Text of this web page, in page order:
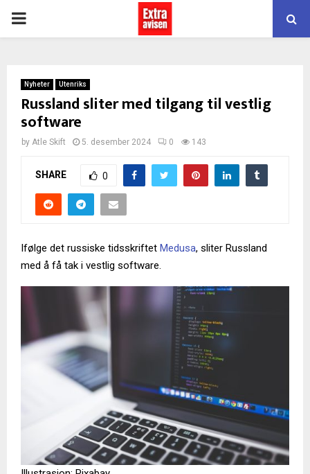
PRIMARY
Nyheter Utenriks
Russland sliter med tilgang til vestlig
software
by Atle Skift 5. desember 2024 0 143
SHARE 0
Ifølge det russiske tidsskriftet Medusa, sliter Russland
med å få tak i vestlig software.